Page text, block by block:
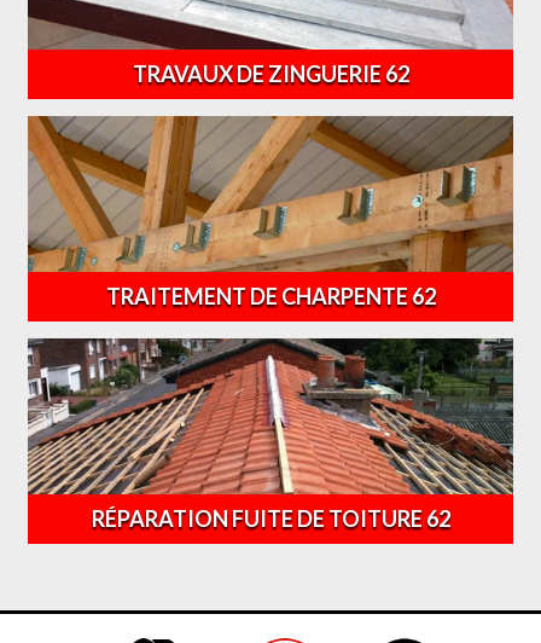
TRAVAUX DE ZINGUERIE 62
TRAITEMENT DE CHARPENTE 62
RÉPARATION FUITE DE TOITURE 62